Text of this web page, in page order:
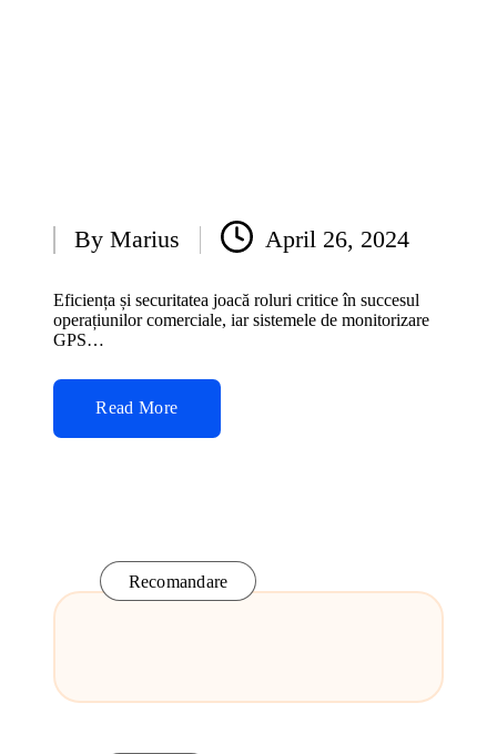
Posted
by
ByMarius April 26, 2024
Eficiența și securitatea joacă roluri critice în succesul
operațiunilor comerciale, iar sistemele de monitorizare
GPS…
Read More
Recomandare